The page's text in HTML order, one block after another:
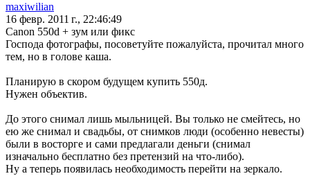
maxiwilian
16 февр. 2011 г., 22:46:49
Canon 550d + зум или фикс
Господа фотографы, посоветуйте пожалуйста, прочитал много
тем, но в голове каша.
Планирую в скором будущем купить 550д.
Нужен объектив.
До этого снимал лишь мыльницей. Вы только не смейтесь, но
ею же снимал и свадьбы, от снимков люди (особенно невесты)
были в восторге и сами предлагали деньги (снимал
изначально бесплатно без претензий на что-либо).
Ну а теперь появилась необходимость перейти на зеркало.